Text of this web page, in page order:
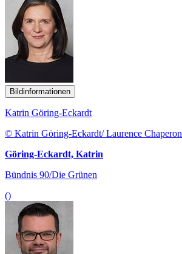
Bildinformationen
Katrin Göring-Eckardt
© Katrin Göring-Eckardt/ Laurence Chaperon
Göring-Eckardt, Katrin
Bündnis 90/Die Grünen
()